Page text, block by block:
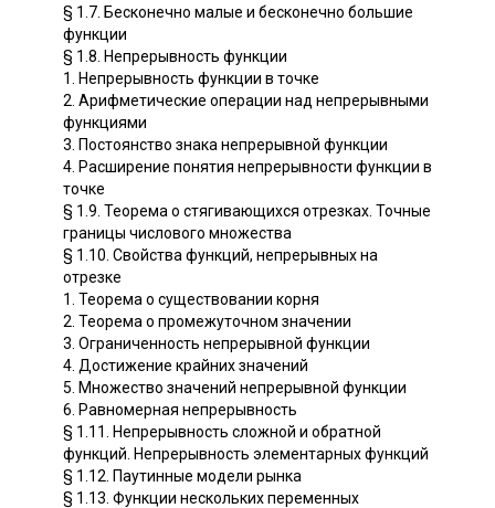
§ 1.7. Бесконечно малые и бесконечно большие
функции
§ 1.8. Непрерывность функции
1. Непрерывность функции в точке
2. Арифметические операции над непрерывными
функциями
3. Постоянство знака непрерывной функции
4. Расширение понятия непрерывности функции в
точке
§ 1.9. Теорема о стягивающихся отрезках. Точные
границы числового множества
§ 1.10. Свойства функций, непрерывных на
отрезке
1. Теорема о существовании корня
2. Теорема о промежуточном значении
3. Ограниченность непрерывной функции
4. Достижение крайних значений
5. Множество значений непрерывной функции
6. Равномерная непрерывность
§ 1.11. Непрерывность сложной и обратной
функций. Непрерывность элементарных функций
§ 1.12. Паутинные модели рынка
§ 1.13. Функции нескольких переменных